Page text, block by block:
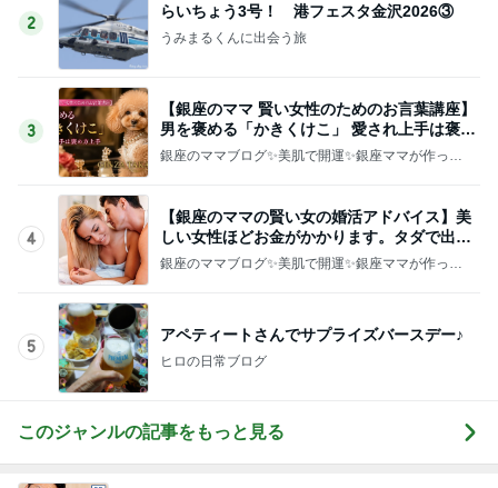
2
らいちょう3号！ 港フェスタ金沢2026③
うみまるくんに出会う旅
3
【銀座のママ 賢い女性のためのお言葉講座】
男を褒める「かきくけこ」 愛され上手は褒め
方上手
銀座のママブログ✨美肌で開運✨銀座ママが作った
4
【銀座のママの賢い女の婚活アドバイス】美
しい女性ほどお金がかかります。タダで出会
えると思うなよ
銀座のママブログ✨美肌で開運✨銀座ママが作った
5
アペティートさんでサプライズバースデー♪
ヒロの日常ブログ
このジャンルの記事をもっと見る